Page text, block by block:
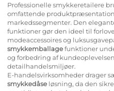
Professionelle smykkeretailere
omfattende
markedssegmenter. Den
funktioner gør den ideel til
modeaccessoires og
smykkemballagefunktioner
og forbedring af
detailhandelsmiljøer.
E-handelsvirksomheder drager
smykkedåse løsning, da den